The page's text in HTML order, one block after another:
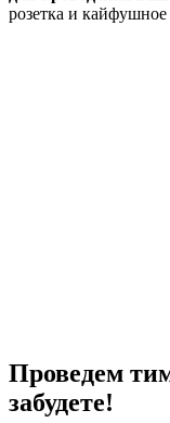
розетка и кайфушное
Проведем
забудете!